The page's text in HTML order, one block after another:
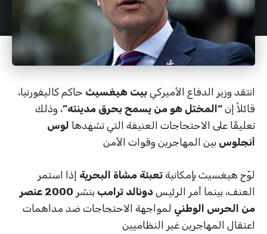
انتقد وزير الدفاع الأميركي بيت هيغسيث حاكم كاليفورنيا،
قائلاً إن “المختل هو من يسمح بحرق مدينته”، وذلك
تعليقًا على الاحتجاجات العنيفة التي تشهدها لوس
أنجلوس بين المهاجرين وقوات الأمن
لوّح هيغسيث بإمكانية تعبئة مشاة البحرية إذا استمر
العنف، بينما أمر الرئيس دونالد ترامب بنشر
2000 عنصر
من الحرس الوطني لمواجهة الاحتجاجات ضد مداهمات
اعتقال المهاجرين غير النظاميين